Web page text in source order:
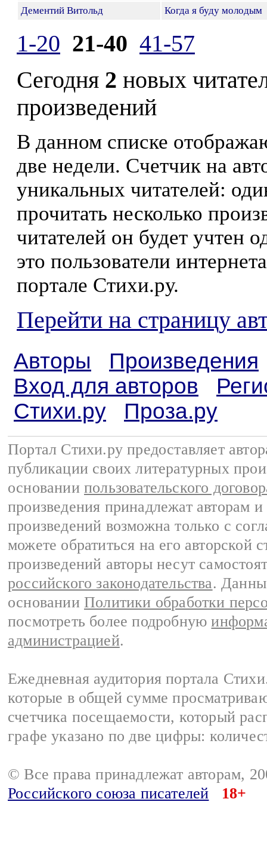
Дементий Витольд
Когда я буду молодым
1-20 21-40 41-57
Сегодня 2 новых
произведений
В данном списке
две недели. Счетчик на
уникальных читателей:
прочитать несколько
читателей он будет учтен
это пользователи
портале Стихи.ру.
Перейти на страницу
Авторы
Произведения
Вход для авторов
Стихи.ру
Проза.ру
Портал Стихи.ру предоставляет
публикации своих литературных
основании пользовательского
произведения принадлежат авторам
произведений возможна только с
можете обратиться на его авторской
произведений авторы несут
российского законодательства.
основании Политики обработки
посмотреть более подробную
администрацией.
Ежедневная аудитория портала
которые в общей сумме
счетчика посещаемости, который
графе указано по две цифры:
© Все права принадлежат авторам,
Российского союза писателей
18+